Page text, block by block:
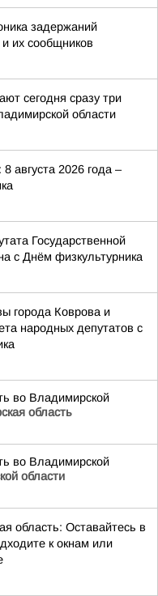
задержаний
и их сообщников
сегодня сразу три
области
августа 2026 года –
Государственной
с Днём физкультурника
города Коврова и
народных депутатов с
во Владимирской
область
во Владимирской
области
область: Оставайтесь в
к окнам или